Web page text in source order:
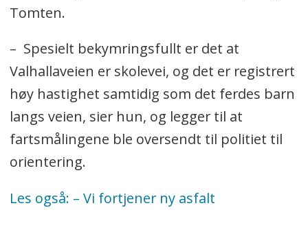
Tomten.
– Spesielt bekymringsfullt er det at
Valhallaveien er skolevei, og det er registrert
høy hastighet samtidig som det ferdes barn
langs veien, sier hun, og legger til at
fartsmålingene ble oversendt til politiet til
orientering.
Les også: – Vi fortjener ny asfalt